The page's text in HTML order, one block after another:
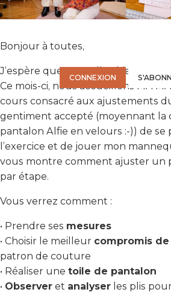
CONNEXION
Bonjour à toutes,
J’espère que vous allez bien !
Ce mois-ci, nous accueillons MA
cours consacré aux ajustements
gentiment accepté (moyennant la
pantalon Alfie en velours :-)) de se
l’exercice et de jouer mon
vous montre comment ajuster un
par étape.
Vous verrez comment :
• Prendre ses mesures
• Choisir le meilleur compromis
patron de couture
• Réaliser une toile de pantalon
• Observer et analyser les plis